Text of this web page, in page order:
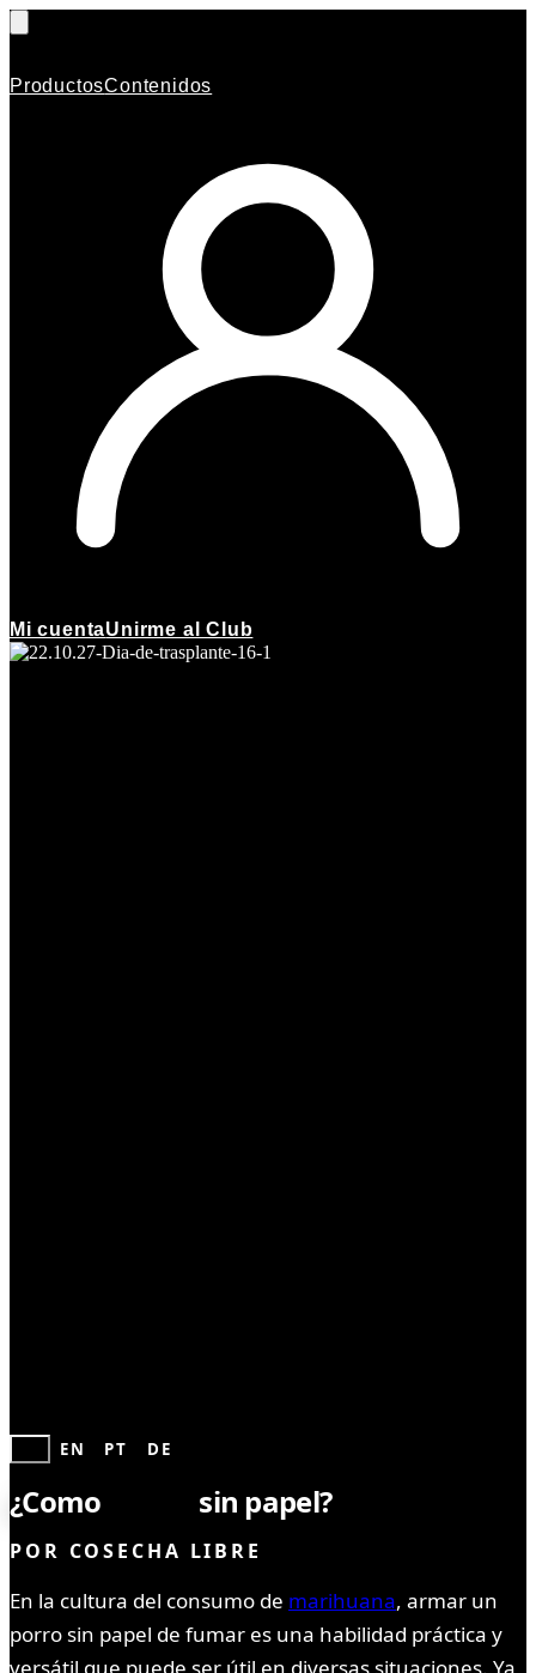
ProductosContenidos
Mi cuentaUnirme al Club
EN PT DE
¿Como sin papel?
POR COSECHA LIBRE
En la cultura del consumo de marihuana, armar un
porro sin papel de fumar es una habilidad práctica y